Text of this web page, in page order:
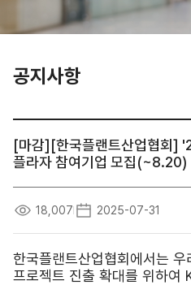
공지사항
[마감][한국플랜트산업협회]
플라자 참여기업 모집(~8.20)
18,007 2025-07-31
한국플랜트산업협회에서는
프로젝트 진출 확대를 위하여